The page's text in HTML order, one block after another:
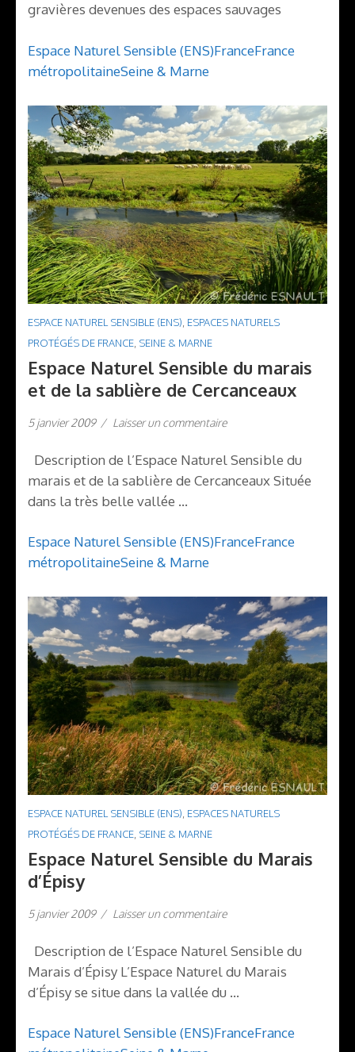
gravières devenues des espaces sauvages
Espace Naturel Sensible (ENS)FranceFrance
métropolitaineSeine & Marne
ESPACE NATUREL SENSIBLE (ENS) ESPACES NATURELS
PROTÉGÉS DE FRANCE SEINE & MARNE
Espace Naturel Sensible du marais
et de la sablière de Cercanceaux
5 janvier 2009 / Laisser un commentaire
Description de l’Espace Naturel Sensible du
marais et de la sablière de Cercanceaux Située
dans la très belle vallée …
Espace Naturel Sensible (ENS)FranceFrance
métropolitaineSeine & Marne
ESPACE NATUREL SENSIBLE (ENS), ESPACES NATURELS
PROTÉGÉS DE FRANCE, SEINE & MARNE
Espace Naturel Sensible du Marais
d’Épisy
5 janvier 2009 / Laisser un commentaire
Description de l’Espace Naturel Sensible du
Marais d’Épisy L’Espace Naturel du Marais
d’Épisy se situe dans la vallée du …
Espace Naturel Sensible (ENS)FranceFrance